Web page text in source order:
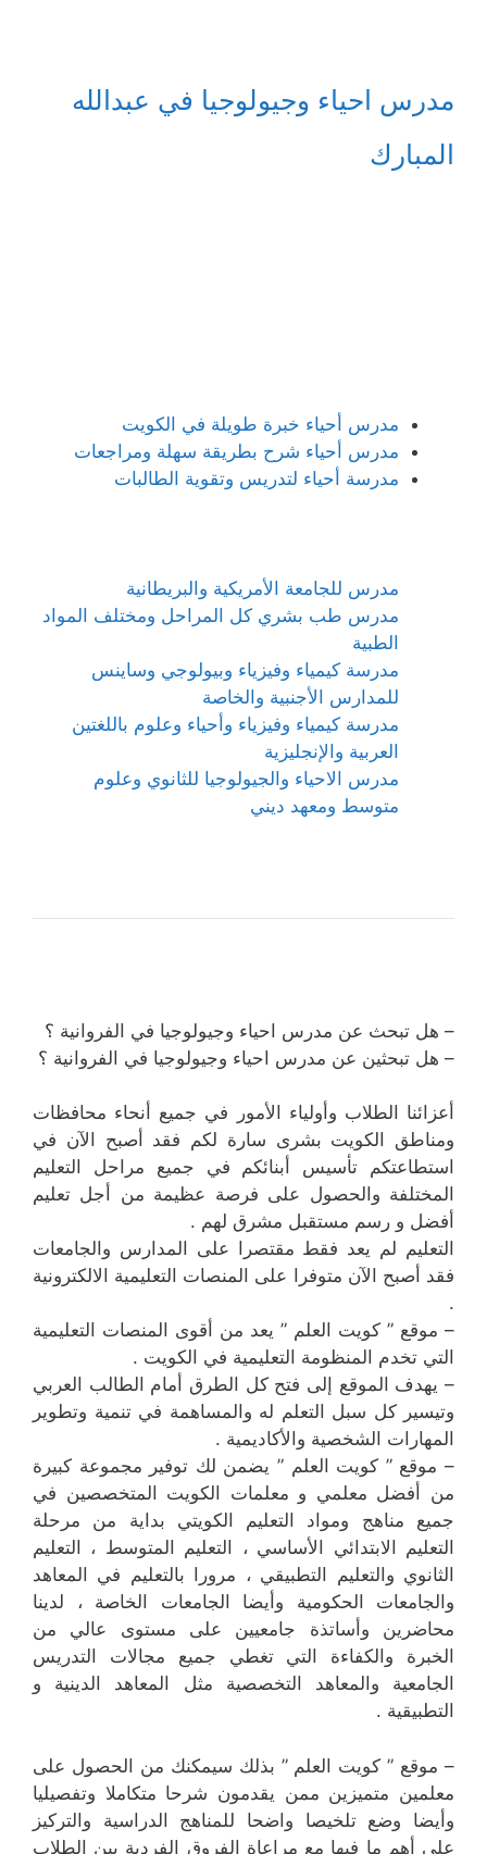
مدرس احياء وجيولوجيا في عبدالله
المبارك
مدرس أحياء خبرة طويلة في الكويت
مدرس أحياء شرح بطريقة سهلة ومراجعات
مدرسة أحياء لتدريس وتقوية الطالبات
مدرس للجامعة الأمريكية والبريطانية
مدرس طب بشري كل المراحل ومختلف المواد
الطبية
مدرسة كيمياء وفيزياء وبيولوجي وساينس
للمدارس الأجنبية والخاصة
مدرسة كيمياء وفيزياء وأحياء وعلوم باللغتين
العربية والإنجليزية
مدرس الاحياء والجيولوجيا للثانوي وعلوم
متوسط ومعهد ديني
– هل تبحث عن مدرس احياء وجيولوجيا في الفروانية ؟
– هل تبحثين عن مدرس احياء وجيولوجيا في الفروانية ؟
أعزائنا الطلاب وأولياء الأمور في جميع أنحاء محافظات
ومناطق الكويت بشرى سارة لكم فقد أصبح الآن في
استطاعتكم تأسيس أبنائكم في جميع مراحل التعليم
المختلفة والحصول على فرصة عظيمة من أجل تعليم
أفضل و رسم مستقبل مشرق لهم .
التعليم لم يعد فقط مقتصرا على المدارس والجامعات
فقد أصبح الآن متوفرا على المنصات التعليمية الالكترونية
.
– موقع ” كويت العلم ” يعد من أقوى المنصات التعليمية
التي تخدم المنظومة التعليمية في الكويت .
– يهدف الموقع إلى فتح كل الطرق أمام الطالب العربي
وتيسير كل سبل التعلم له والمساهمة في تنمية وتطوير
المهارات الشخصية والأكاديمية .
– موقع ” كويت العلم ” يضمن لك توفير مجموعة كبيرة
من أفضل معلمي و معلمات الكويت المتخصصين في
جميع مناهج ومواد التعليم الكويتي بداية من مرحلة
التعليم الابتدائي الأساسي ، التعليم المتوسط ، التعليم
الثانوي والتعليم التطبيقي ، مرورا بالتعليم في المعاهد
والجامعات الحكومية وأيضا الجامعات الخاصة ، لدينا
محاضرين وأساتذة جامعيين على مستوى عالي من
الخبرة والكفاءة التي تغطي جميع مجالات التدريس
الجامعية والمعاهد التخصصية مثل المعاهد الدينية و
التطبيقية .
– موقع ” كويت العلم ” بذلك سيمكنك من الحصول على
معلمين متميزين ممن يقدمون شرحا متكاملا وتفصيليا
وأيضا وضع تلخيصا واضحا للمناهج الدراسية والتركيز
على أهم ما فيها مع مراعاة الفروق الفردية بين الطلاب